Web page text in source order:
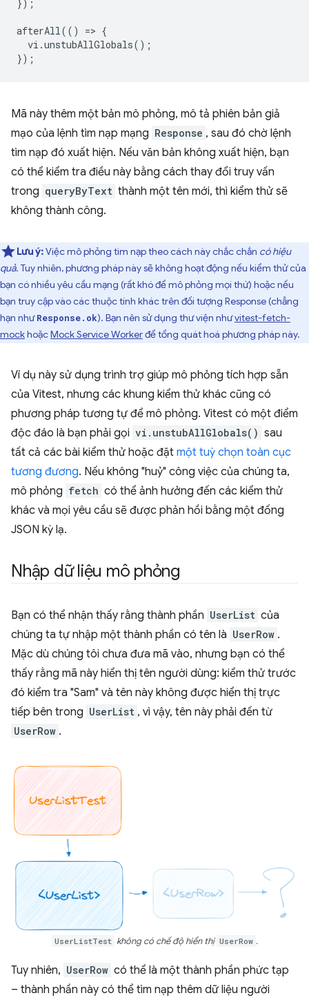
});
afterAll(() => {
vi .unstubAllGlobals();
});
Mã này thêm một bản mô phỏng, mô tả phiên bản giả
mạo của lệnh tìm nạp mạng Response , sau đó chờ lệnh
tìm nạp đó xuất hiện. Nếu văn bản không xuất hiện, bạn
có thể kiểm tra điều này bằng cách thay đổi truy vấn
trong queryByText thành một tên mới, thì kiểm thử sẽ
không thành công.
Lưu ý:Việc mô phỏng tìm nạp theo cách này chắc chắn có hiệu
quả. Tuy nhiên, phương pháp này sẽ không hoạt động nếu kiểm thử của
bạn có nhiều yêu cầu mạng (rất khó để mô phỏng mọi thứ) hoặc nếu
bạn truy cập vào các thuộc tính khác trên đối tượng Response (chẳng
hạn nhưResponse.ok). Bạn nên sử dụng thư viện nhưvitest-fetch-
mockhoặcMock Service Workerđể tổng quát hoá phương pháp này.
Ví dụ này sử dụng trình trợ giúp mô phỏng tích hợp sẵn
của Vitest, nhưng các khung kiểm thử khác cũng có
phương pháp tương tự để mô phỏng. Vitest có một điểm
độc đáo là bạn phải gọi vi.unstubAllGlobals() sau
tất cả các bài kiểm thử hoặc đặt một tuỳ chọn toàn cục
tương đương. Nếu không "huỷ" công việc của chúng ta,
mô phỏng fetch có thể ảnh hưởng đến các kiểm thử
khác và mọi yêu cầu sẽ được phản hồi bằng một đống
JSON kỳ lạ.
Nhập dữ liệu mô phỏng
Bạn có thể nhận thấy rằng thành phần UserList của
chúng ta tự nhập một thành phần có tên là UserRow .
Mặc dù chúng tôi chưa đưa mã vào, nhưng bạn có thể
thấy rằng mã này hiển thị tên người dùng: kiểm thử trước
đó kiểm tra "Sam" và tên này không được hiển thị trực
tiếp bên trong UserList , vì vậy, tên này phải đến từ
UserRow .
UserListTest không có chế độ hiển thị UserRow .
Tuy nhiên, UserRow có thể là một thành phần phức tạp
– thành phần này có thể tìm nạp thêm dữ liệu người